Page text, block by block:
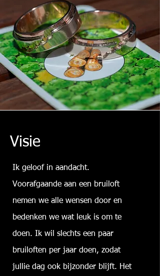
Visie
Ik geloof in aandacht.
Voorafgaande aan een bruiloft
nemen we alle wensen door en
bedenken we wat leuk is om te
doen. Ik wil slechts een paar
bruiloften per jaar doen, zodat
jullie dag ook bijzonder blijft. Het